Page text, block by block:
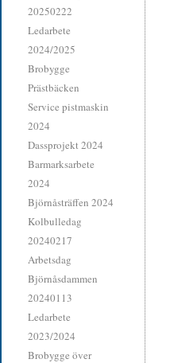
20250222
Ledarbete
2024/2025
Brobygge
Prästbäcken
Service pistmaskin
2024
Dassprojekt 2024
Barmarksarbete
2024
Björnåsträffen 2024
Kolbulledag
20240217
Arbetsdag
Björnåsdammen
20240113
Ledarbete
2023/2024
Brobygge över